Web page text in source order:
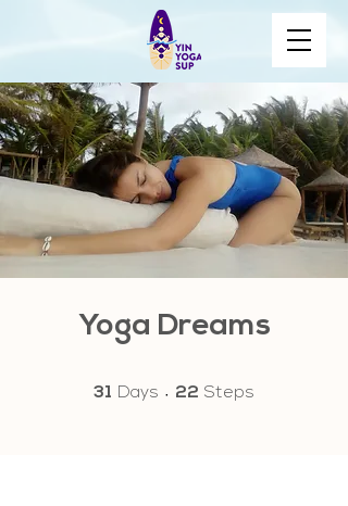
Yoga Dreams
31 Days 31 Days
22 Steps